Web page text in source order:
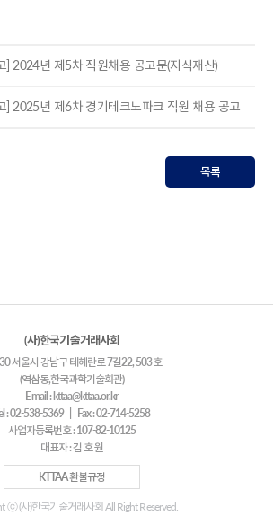
] 2024년 제5차 직원채용 공고문(지식재산)
] 2025년 제6차 경기테크노파크 직원 채용 공고
목록
(사)한국기술거래사회
서울시 강남구 테헤란로 7길22, 503호
(역삼동,한국과학기술회관)
Email : kttaa@kttaa.or.kr
: 02-538-5369 | Fax : 02-714-5258
사업자등록번호 : 107-82-10125
대표자 : 김 호 원
KTTAA 환불규정
ⓒ (사)한국기술거래사회 All Right Reserved.